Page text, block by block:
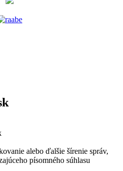
alebo ďalšie šírenie správ,
písomného súhlasu